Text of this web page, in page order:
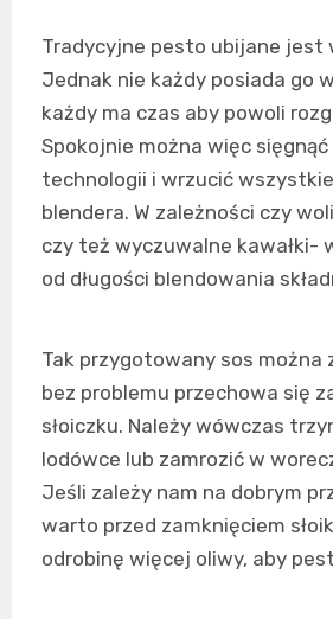
Tradycyjne pesto ubijane jest
Jednak nie każdy posiada go
każdy ma czas aby powoli
Spokojnie można więc
technologii i wrzucić wszystkie
blendera. W zależności czy
czy też wyczuwalne kawałki-
od długości blendowania
Tak przygotowany sos można
bez problemu przechowa się
słoiczku. Należy wówczas
lodówce lub zamrozić w
Jeśli zależy nam na dobrym
warto przed zamknięciem
odrobinę więcej oliwy, aby